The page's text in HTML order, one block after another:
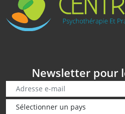
Newsletter pour